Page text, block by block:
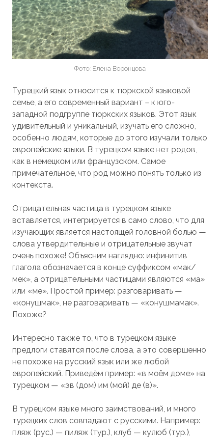
Фото: Елена Воронцова
Турецкий язык относится к тюркской языковой
семье, а его современный вариант – к юго-
западной подгруппе тюркских языков. Этот язык
удивительный и уникальный, изучать его сложно,
особенно людям, которые до этого изучали только
европейские языки. В турецком языке нет родов,
как в немецком или французском. Самое
примечательное, что род можно понять только из
контекста.
Отрицательная частица в турецком языке
вставляется, интегрируется в само слово, что для
изучающих является настоящей головной болью —
слова утвердительные и отрицательные звучат
очень похоже! Объясним наглядно: инфинитив
глагола обозначается в конце суффиксом «мак/
мек», а отрицательными частицами являются «ма»
или «ме». Простой пример: разговаривать —
«конушмак», не разговаривать — «конушмамак».
Похоже?
Интересно также то, что в турецком языке
предлоги ставятся после слова, а это совершенно
не похоже на русский язык или же любой
европейский. Приведём пример: «в моём доме» на
турецком — «эв (дом) им (мой) де (в)».
В турецком языке много заимствований, и много
турецких слов совпадают с русскими. Например:
пляж (рус.) — пиляж (тур.), клуб — кулюб (тур.),